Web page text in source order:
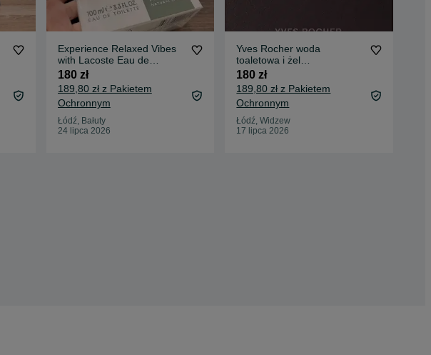
Experience Relaxed Vibes
with Lacoste Eau de
Lacoste Pour Elle Natural
180 zł
189,80 zł z Pakietem
Ochronnym
Łódź, Bałuty
24 lipca 2026
Yves Rocher woda
toaletowa i żel
perfumowany dla mężczyzn
perfume Comme une
Evidence Homme Yves
Rocher dla mężczyzn Yves
180 zł
189,80 zł z Pakietem
Ochronnym
Łódź, Widzew
17 lipca 2026